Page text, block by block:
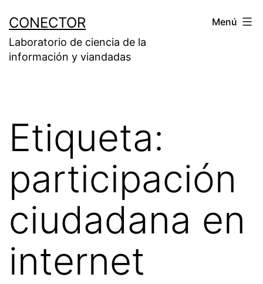
contenido
CONECTOR
Laboratorio de ciencia de la
información y viandadas
Menú
Etiqueta:
participación
ciudadana en
internet